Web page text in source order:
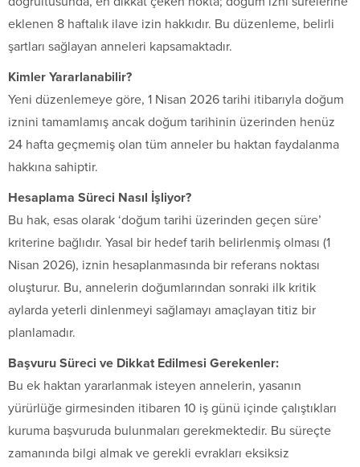
eklenen 8 haftalık ilave izin hakkıdır. Bu düzenleme, belirli
şartları sağlayan anneleri kapsamaktadır.
Kimler Yararlanabilir?
Yeni düzenlemeye göre, 1 Nisan 2026 tarihi itibarıyla doğum
iznini tamamlamış ancak doğum tarihinin üzerinden henüz
24 hafta geçmemiş olan tüm anneler bu haktan faydalanma
hakkına sahiptir.
Hesaplama Süreci Nasıl İşliyor?
Bu hak, esas olarak ‘doğum tarihi üzerinden geçen süre’
kriterine bağlıdır. Yasal bir hedef tarih belirlenmiş olması (1
Nisan 2026), iznin hesaplanmasında bir referans noktası
oluşturur. Bu, annelerin doğumlarından sonraki ilk kritik
aylarda yeterli dinlenmeyi sağlamayı amaçlayan titiz bir
planlamadır.
Başvuru Süreci ve Dikkat Edilmesi Gerekenler:
Bu ek haktan yararlanmak isteyen annelerin, yasanın
yürürlüğe girmesinden itibaren 10 iş günü içinde çalıştıkları
kuruma başvuruda bulunmaları gerekmektedir. Bu süreçte
zamanında bilgi almak ve gerekli evrakları eksiksiz